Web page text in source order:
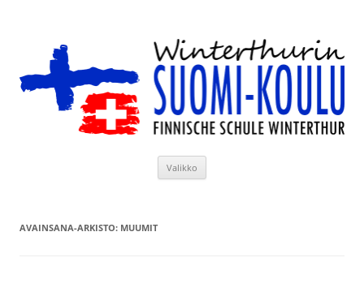
Valikko
AVAINSANA-ARKISTO: MUUMIT